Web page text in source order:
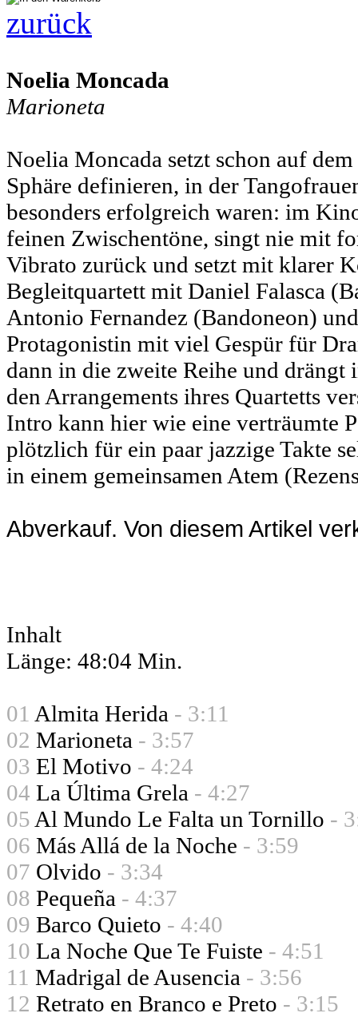
zurück
Noelia Moncada
Marioneta
Noelia Moncada setzt schon auf
Sphäre definieren, in der
besonders erfolgreich waren: im
feinen Zwischentöne, singt nie mit
Vibrato zurück und setzt mit klarer
Begleitquartett mit Daniel Falasca
Antonio Fernandez (Bandoneon)
Protagonistin mit viel Gespür für
dann in die zweite Reihe und drängt
den Arrangements ihres Quartetts
Intro kann hier wie eine verträumte
plötzlich für ein paar jazzige Takte
in einem gemeinsamen Atem
Abverkauf. Von diesem Artikel
Inhalt
Länge: 48:04 Min.
01 Almita Herida - 3:11
02 Marioneta - 3:57
03 El Motivo - 4:24
04 La Última Grela - 4:27
05 Al Mundo Le Falta un Tornillo -
06 Más Allá de la Noche - 3:59
07 Olvido - 3:34
08 Pequeña - 4:37
09 Barco Quieto - 4:40
10 La Noche Que Te Fuiste - 4:51
11 Madrigal de Ausencia - 3:56
12 Retrato en Branco e Preto - 3:15